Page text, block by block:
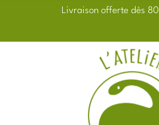
Livraison offerte dès